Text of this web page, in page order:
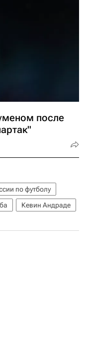
после
по футболу
Кевин Андраде